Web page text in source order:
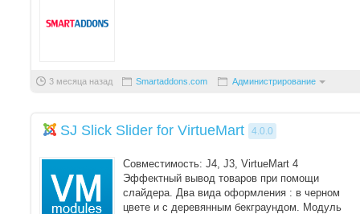
3 месяца назад Smartaddons.com Администрирование
SJ Slick Slider for VirtueMart 4.0.0
Совместимость: J4, J3, VirtueMart 4
Эффектный вывод товаров при помощи
слайдера. Два вида оформления : в черном
цвете и с деревянным бекграундом. Модуль